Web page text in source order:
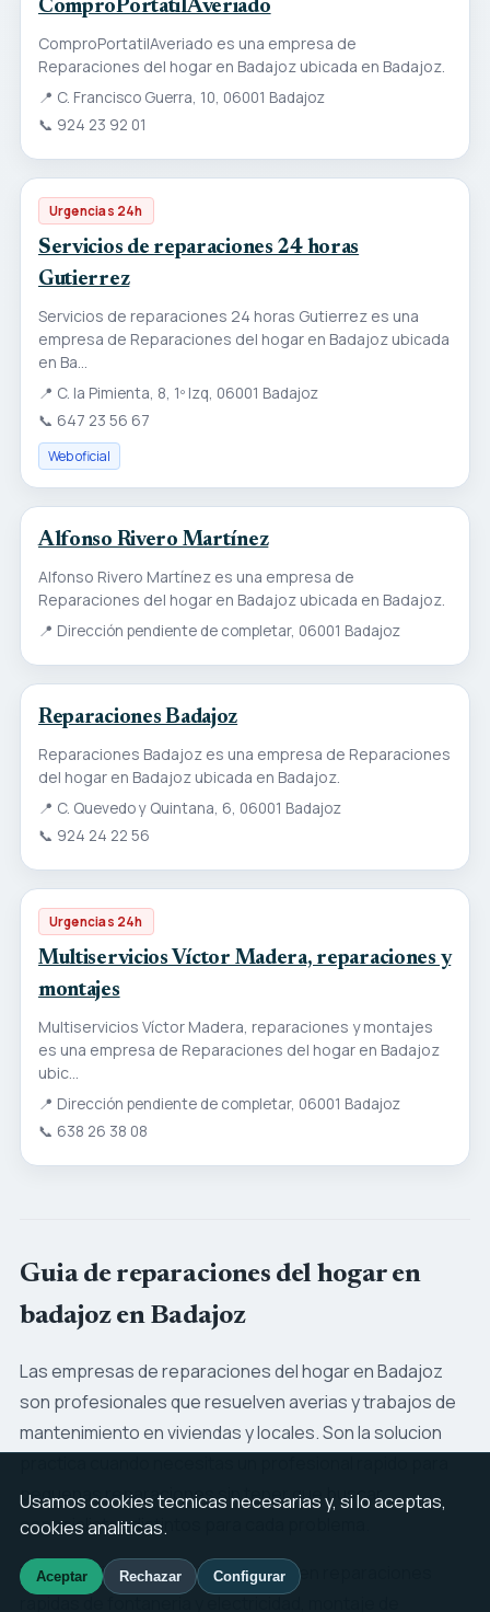
ComproPortatilAveriado
ComproPortatilAveriado es una empresa de
Reparaciones del hogar en Badajoz ubicada en Badajoz.
📍 C. Francisco Guerra, 10, 06001 Badajoz
📞 924 23 92 01
Urgencias 24h
Servicios de reparaciones 24 horas
Gutierrez
Servicios de reparaciones 24 horas Gutierrez es una
empresa de Reparaciones del hogar en Badajoz ubicada
en Ba...
📍 C. la Pimienta, 8, 1º Izq, 06001 Badajoz
📞 647 23 56 67
Web oficial
Alfonso Rivero Martínez
Alfonso Rivero Martínez es una empresa de
Reparaciones del hogar en Badajoz ubicada en Badajoz.
📍 Dirección pendiente de completar, 06001 Badajoz
Reparaciones Badajoz
Reparaciones Badajoz es una empresa de Reparaciones
del hogar en Badajoz ubicada en Badajoz.
📍 C. Quevedo y Quintana, 6, 06001 Badajoz
📞 924 24 22 56
Urgencias 24h
Multiservicios Víctor Madera, reparaciones y
montajes
Multiservicios Víctor Madera, reparaciones y montajes
es una empresa de Reparaciones del hogar en Badajoz
ubic...
📍 Dirección pendiente de completar, 06001 Badajoz
📞 638 26 38 08
Guia de reparaciones del hogar en
badajoz en Badajoz
Las empresas de reparaciones del hogar en Badajoz
son profesionales que resuelven averias y trabajos de
mantenimiento en viviendas y locales. Son la solucion
pequenas reparaciones sin tener que buscar
especialistas distintos para cada problema.
Los servicios mas habituales incluyen reparaciones
Usamos cookies tecnicas necesarias y, si lo aceptas,
cookies analiticas.
Aceptar Rechazar Configurar